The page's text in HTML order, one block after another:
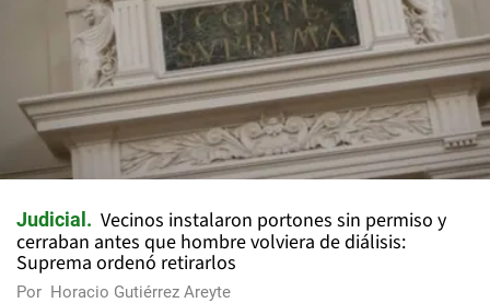
Judicial
Vecinos instalaron portones sin permiso y
cerraban antes que hombre volviera de diálisis:
Suprema ordenó retirarlos
Por Horacio Gutiérrez Areyte